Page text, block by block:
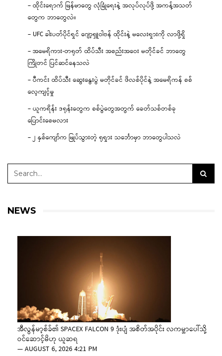
– ထိုင်းရောက် မြန်မာတွေ လုံခြုံရေးနဲ့ အလုပ်လုပ်ဖို့ အကန့်အသတ်
တွေက ဘာတွေလဲ။
– UFC ခါးပတ်ပိုင်ရှင် ဂျော့ရှူဝါဗန် ထိုင်းနဲ့ မလေးရှားကို လာဖို့ရှိ
– အမေရိကား-တရုတ် ထိပ်သီး အစည်းအဝေး မတိုင်ခင် ဘာတွေ
ကြိုတင် ပြင်ဆင်နေသလဲ
– ပီကင်း ထိပ်သီး ဆွေးနွေးပွဲ မတိုင်ခင် ဖိလစ်ပိုင်နဲ့ အမေရိကန် စစ်
လေ့ကျင့်မှု
– ယူကရိန်း ဒရုန်းတွေက စစ်ပွဲတွေအတွက် ခေတ်သစ်တစ်ခု
ပြောင်းစေမလား
– ၂ နှစ်ကျော်က မြုပ်သွားတဲ့ ရုရှား သင်္ဘောမှာ ဘာတွေပါသလဲ
NEWS
အီလွန်မာ့စ်ခ်၏ SPACEX FALCON 9 ဒုံးပျံ အစိတ်အပိုင်း လကမ္ဘာပေါ်သို့
ဝင်ဆောင့်မိဟု ယူဆရ
—AUGUST 6, 2026 4:21 PM